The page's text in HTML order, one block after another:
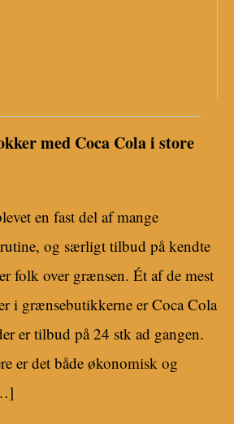
med Coca Cola i store
en fast del af mange
og særligt tilbud på kendte
folk over grænsen. Ét af de mest
i grænsebutikkerne er Coca Cola
er tilbud på 24 stk ad gangen.
er det både økonomisk og